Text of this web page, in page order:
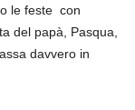
le feste con
del papà, Pasqua,
davvero in